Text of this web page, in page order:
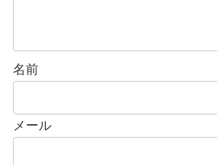
名前
メール